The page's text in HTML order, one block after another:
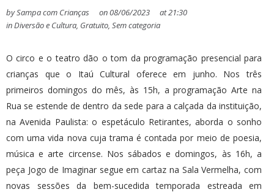
bySampa com Crianças on08/06/2023 at21:30
inDiversão e Cultura, Gratuito, Sem categoria
O circo e o teatro dão o tom da programação presencial para
crianças que o Itaú Cultural oferece em junho. Nos três
primeiros domingos do mês, às 15h, a programação Arte na
Rua se estende de dentro da sede para a calçada da instituição,
na Avenida Paulista: o espetáculo Retirantes, aborda o sonho
com uma vida nova cuja trama é contada por meio de poesia,
música e arte circense. Nos sábados e domingos, às 16h, a
peça Jogo de Imaginar segue em cartaz na Sala Vermelha, com
novas sessões da bem-sucedida temporada estreada em